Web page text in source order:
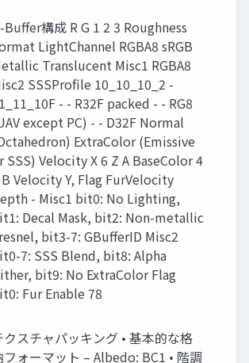
Buffer構成 R G 1 2 3 Roughness
LightChannel RGBA8 sRGB
Translucent Misc1 RGBA8
SSSProfile 10_10_10_2 -
- - R32F packed - - RG8
except PC) - - D32F Normal
ExtraColor (Emissive
SSS) Velocity X 6 Z A BaseColor 4
Velocity Y, Flag FurVelocity
- Misc1 bit0: No Lighting,
Decal Mask, bit2: Non-metallic
bit3-7: GBufferID Misc2
7: SSS Blend, bit8: Alpha
bit9: No ExtraColor Flag
Fur Enable 78
クスチャパッキング • 基本的な格
フォーマット – Albedo: BC1 • 階調